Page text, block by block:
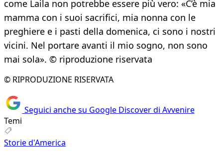
come Laila non potrebbe essere più vero: «C’è mia
mamma con i suoi sacrifici, mia nonna con le
preghiere e i pasti della domenica, ci sono i nostri
vicini. Nel portare avanti il mio sogno, non sono
mai sola». © riproduzione riservata
© RIPRODUZIONE RISERVATA
Seguici anche su Google Discover di Avvenire
Temi
Storie d'America